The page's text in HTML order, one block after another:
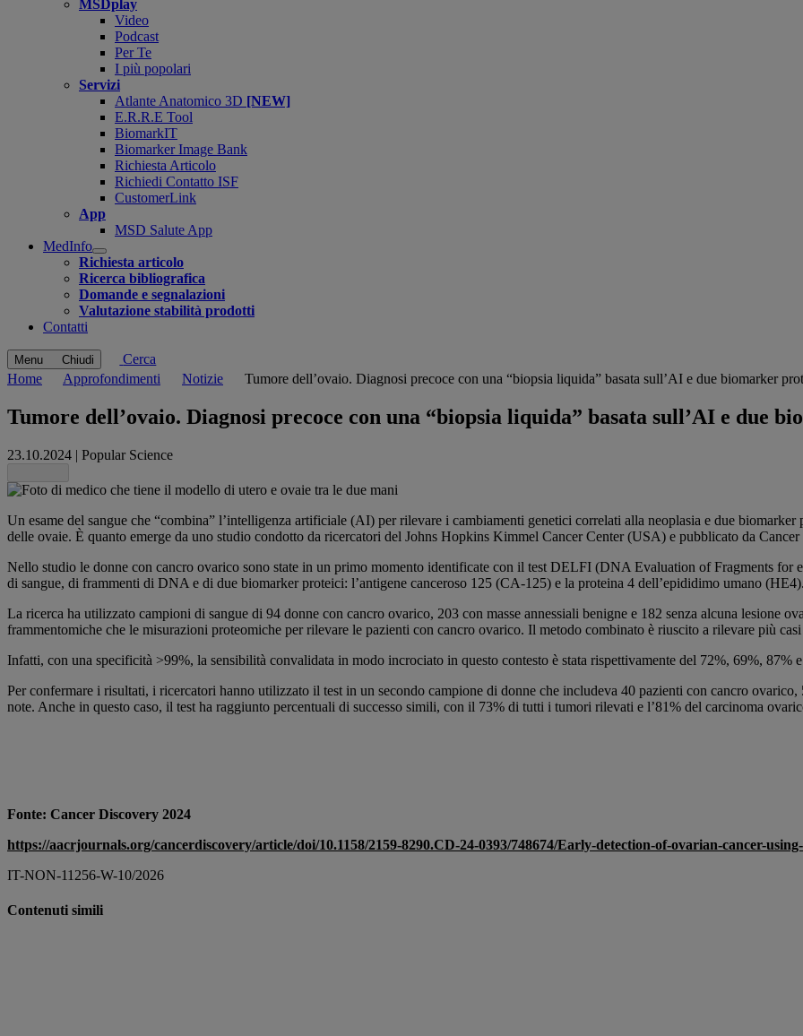
MSDplay
Video
Podcast
Per Te
I più popolari
Servizi
Atlante Anatomico 3D [NEW]
E.R.R.E Tool
BiomarkIT
Biomarker Image Bank
Richiesta Articolo
Richiedi Contatto ISF
CustomerLink
App
MSD Salute App
MedInfo
Open
submenu
Richiesta articolo
Ricerca bibliografica
Domande e segnalazioni
Valutazione stabilità prodotti
Contatti
Menu Chiudi
Cerca
Home
Approfondimenti Notizie Tumore dell’ovaio. Diagnosi precoce con una “biopsia liquida” basata sull’AI e due biomarker
Tumore dell’ovaio. Diagnosi precoce con una “biopsia liquida” basata sull’AI e due
23.10.2024 | Popular Science
Un esame del sangue che “combina” l’intelligenza artificiale (AI) per rilevare i cambiamenti genetici correlati alla neoplasia e due
delle ovaie. È quanto emerge da uno studio condotto da ricercatori del Johns Hopkins Kimmel Cancer Center (USA) e pubblicato da
Nello studio le donne con cancro ovarico sono state in un primo momento identificate con il test DELFI (DNA Evaluation of Fragments for
di sangue, di frammenti di DNA e di due biomarker proteici: l’antigene canceroso 125 (CA-125) e la proteina 4 dell’epididimo umano
La ricerca ha utilizzato campioni di sangue di 94 donne con cancro ovarico, 203 con masse annessiali benigne e 182 senza alcuna lesione
frammentomiche che le misurazioni proteomiche per rilevare le pazienti con cancro ovarico. Il metodo combinato è riuscito a rilevare più
Infatti, con una specificità >99%, la sensibilità convalidata in modo incrociato in questo contesto è stata rispettivamente del 72%, 69%, 87%
Per confermare i risultati, i ricercatori hanno utilizzato il test in un secondo campione di donne che includeva 40 pazienti con cancro
note. Anche in questo caso, il test ha raggiunto percentuali di successo simili, con il 73% di tutti i tumori rilevati e l’81% del carcinoma
Fonte: Cancer Discovery 2024
https://aacrjournals.org/cancerdiscovery/article/doi/10.1158/2159-8290.CD-24-0393/748674/Early-detection-of-ovarian-cancer-
IT-NON-11256-W-10/2026
Contenuti simili